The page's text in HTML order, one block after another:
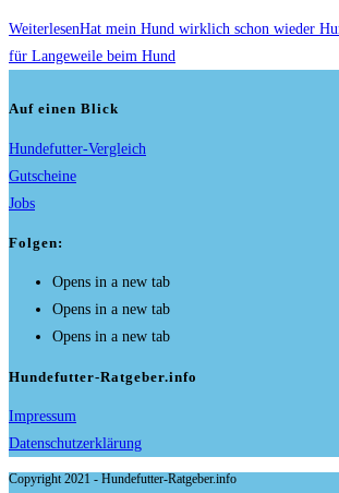
WeiterlesenHat mein Hund wirklich schon wieder
für Langeweile beim Hund
Auf einen Blick
Hundefutter-Vergleich
Gutscheine
Jobs
Folgen:
Opens in a new tab
Opens in a new tab
Opens in a new tab
Hundefutter-Ratgeber.info
Impressum
Datenschutzerklärung
Copyright 2021 - Hundefutter-Ratgeber.info